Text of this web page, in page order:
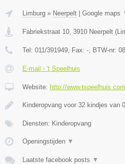
Limburg » Neerpelt Google maps
Fabriekstraat 10 3910 Neerpelt (
Tel: 011/391949 , Fax: - , BTW-nr:
E-mail › 't Speelhuis
Website: http://www.tspeelhuis.com
Kinderopvang voor 32 kindjes van
Diensten: Kinderopvang
Openingstijden ▼
Laatste facebook posts ▼